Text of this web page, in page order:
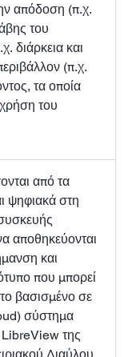
απόδοση (π.χ.
του
διάρκεια και
(π.χ.
τα οποία
του
από τα
ψηφιακά στη
αποθηκεύονται
και
που μπορεί
βασισμένο σε
σύστημα
LibreView της